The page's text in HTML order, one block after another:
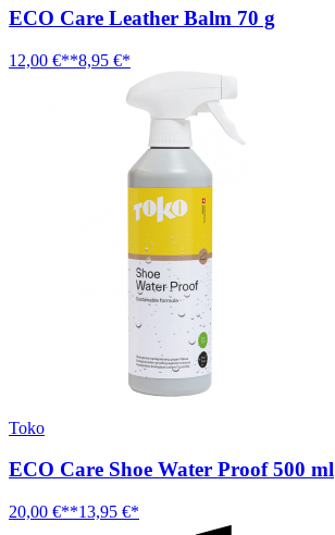
ECO Care Leather Balm 70 g
12,00 €**8,95 €*
Toko
ECO Care Shoe Water Proof 500 ml
20,00 €**13,95 €*